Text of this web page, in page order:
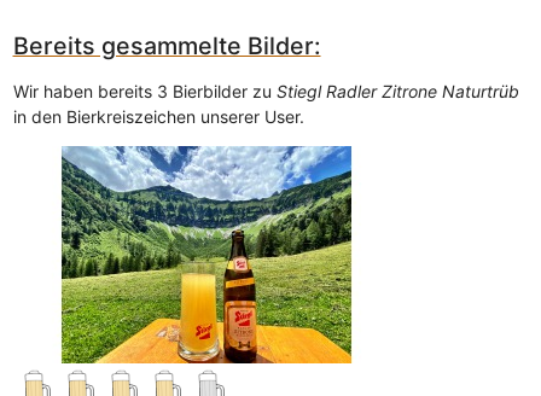
Bereits gesammelte Bilder:
Wir haben bereits 3 Bierbilder zu Stiegl Radler Zitrone Naturtrüb
in den Bierkreiszeichen unserer User.